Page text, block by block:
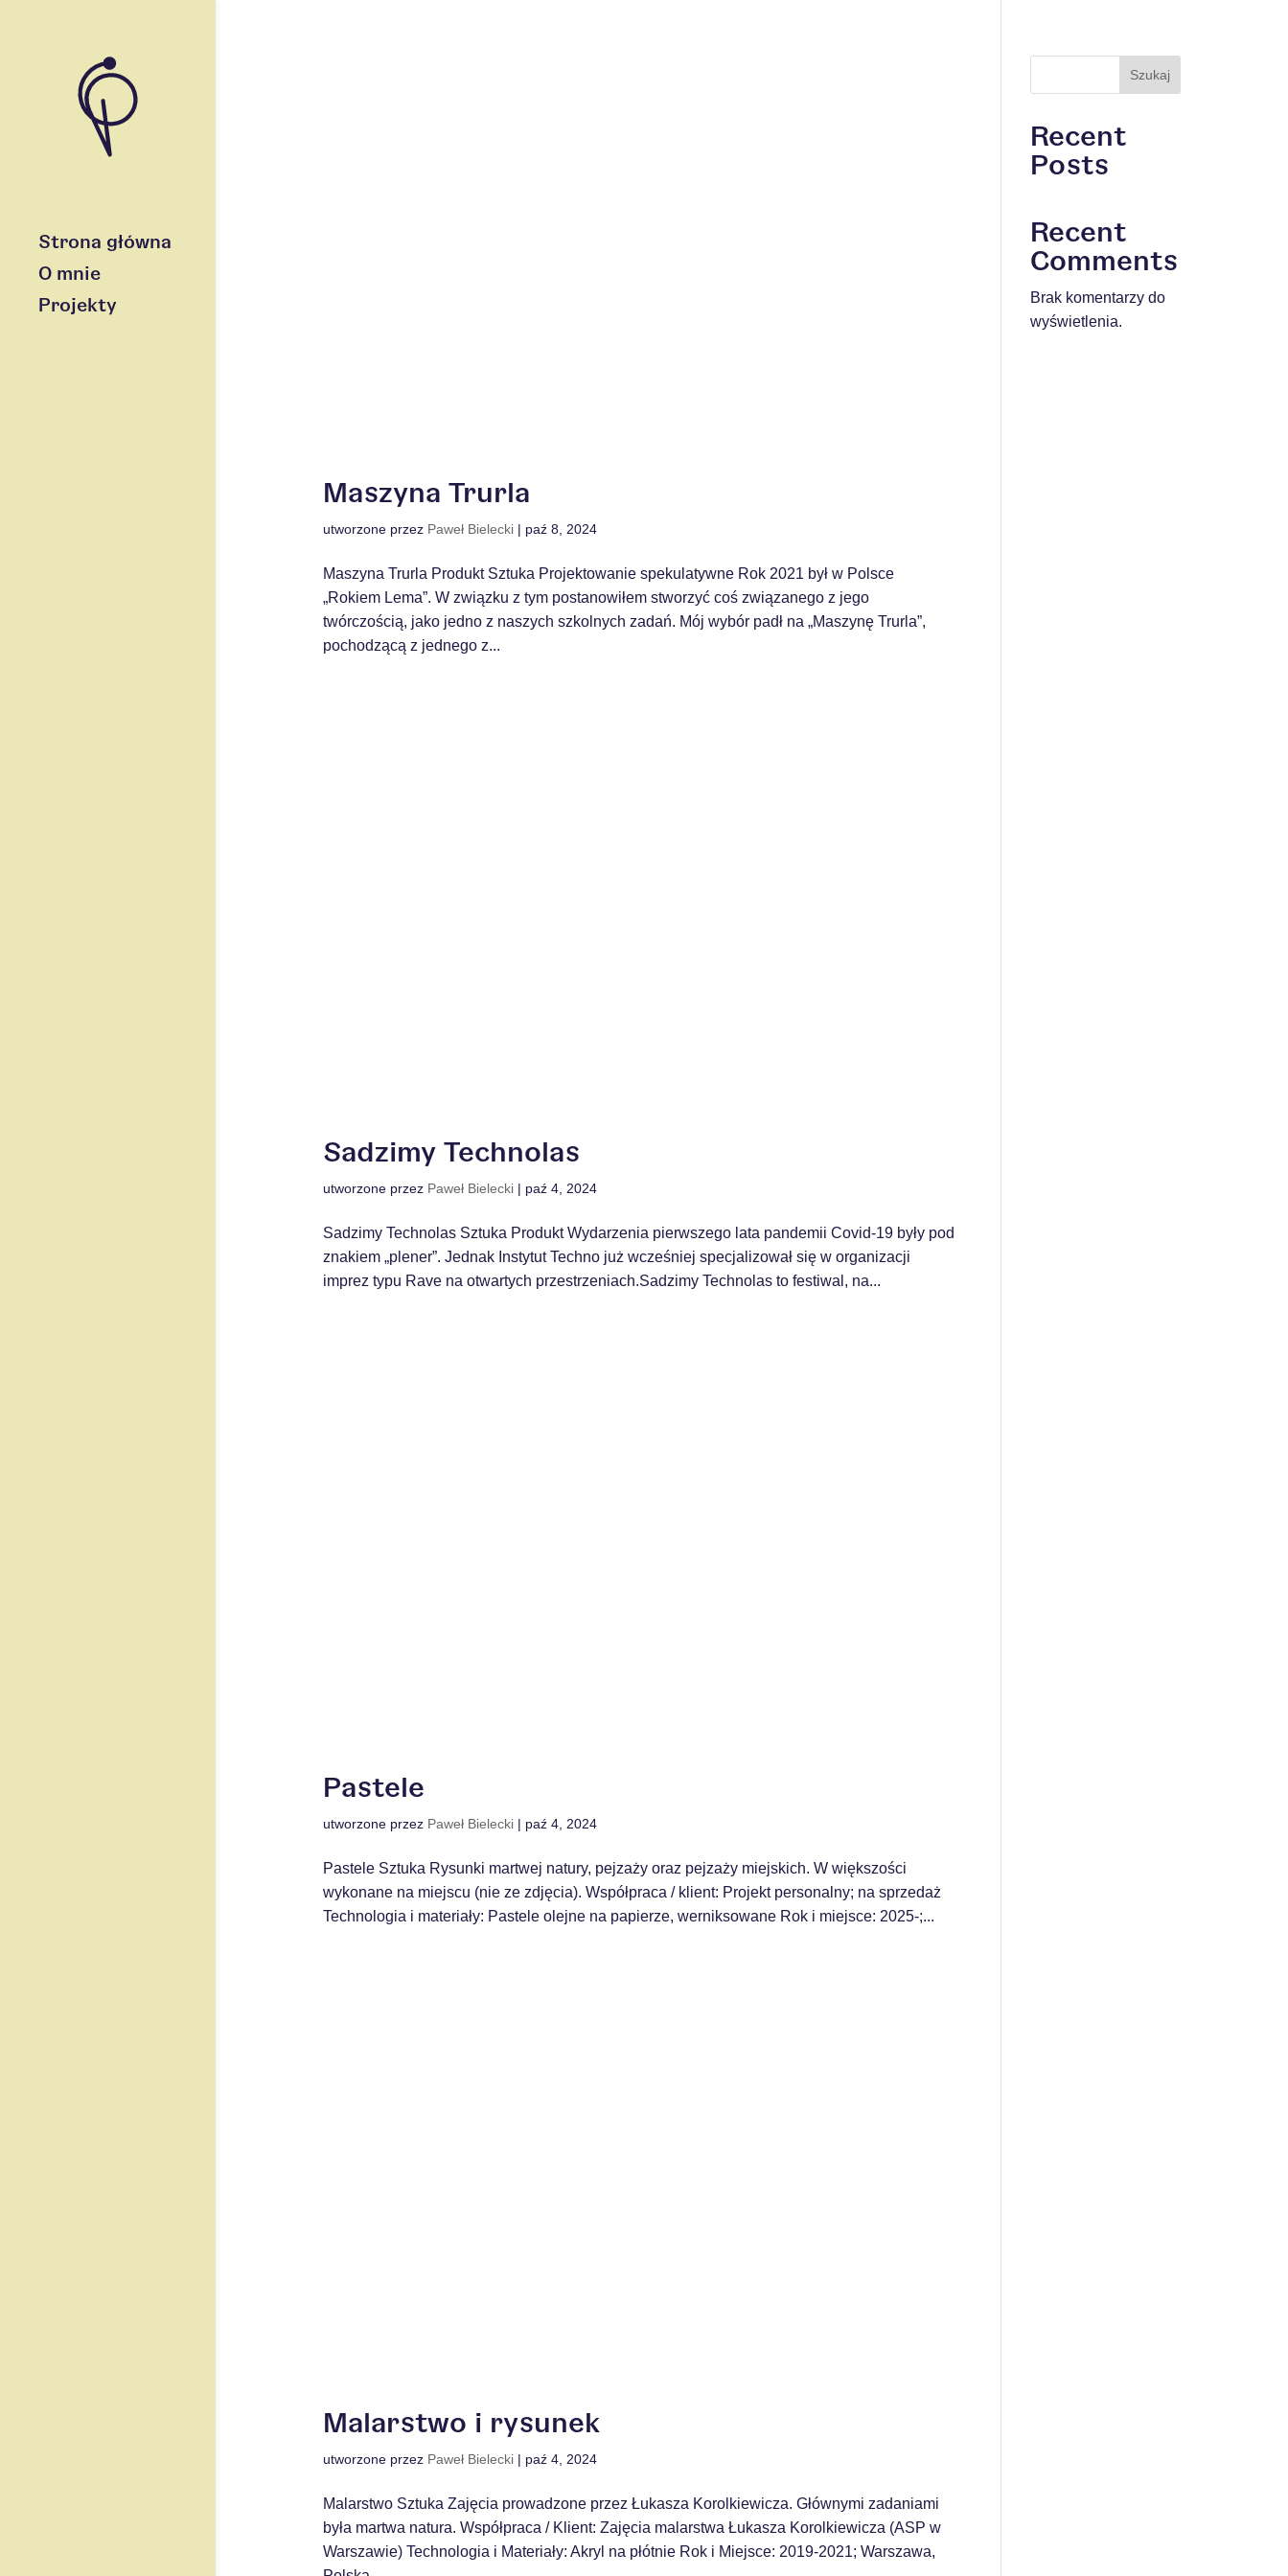
Strona główna
O mnie
Projekty
Maszyna Trurla
utworzone przez Paweł Bielecki| paź 8, 2024
Maszyna Trurla Produkt Sztuka Projektowanie spekulatywne Rok 2021 był w Polsce
„Rokiem Lema”. W związku z tym postanowiłem stworzyć coś związanego z jego
twórczością, jako jedno z naszych szkolnych zadań. Mój wybór padł na „Maszynę Trurla”,
pochodzącą z jednego z...
Sadzimy Technolas
utworzone przez Paweł Bielecki| paź 4, 2024
Sadzimy Technolas Sztuka Produkt Wydarzenia pierwszego lata pandemii Covid-19 były pod
znakiem „plener”. Jednak Instytut Techno już wcześniej specjalizował się w organizacji
imprez typu Rave na otwartych przestrzeniach.Sadzimy Technolas to festiwal, na...
Pastele
utworzone przez Paweł Bielecki| paź 4, 2024
Pastele Sztuka Rysunki martwej natury, pejzaży oraz pejzaży miejskich. W większości
wykonane na miejscu (nie ze zdjęcia). Współpraca / klient: Projekt personalny; na sprzedaż
Technologia i materiały: Pastele olejne na papierze, werniksowane Rok i miejsce: 2025-;...
Malarstwo i rysunek
utworzone przez Paweł Bielecki| paź 4, 2024
Malarstwo Sztuka Zajęcia prowadzone przez Łukasza Korolkiewicza. Głównymi zadaniami
była martwa natura. Współpraca / Klient: Zajęcia malarstwa Łukasza Korolkiewicza (ASP w
Warszawie) Technologia i Materiały: Akryl na płótnie Rok i Miejsce: 2019-2021; Warszawa,
Szukaj
Recent
Posts
Recent
Comments
Brak komentarzy do
wyświetlenia.